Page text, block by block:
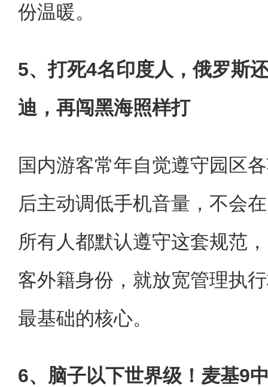
份温暖。
5、打死4名印度人，俄罗斯
迪，再闯黑海照样打
国内游客常年自觉遵守园区
后主动调低手机音量，不会
所有人都默认遵守这套规范
客外籍身份，就放宽管理执
最基础的核心。
6、脑子以下世界级！麦基9